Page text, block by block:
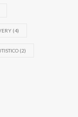
(4)
(2)